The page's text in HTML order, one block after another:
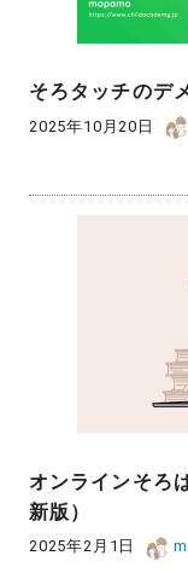
そろタッチのデ
2025年10月20日
オンラインそろ
新版）
2025年2月1日